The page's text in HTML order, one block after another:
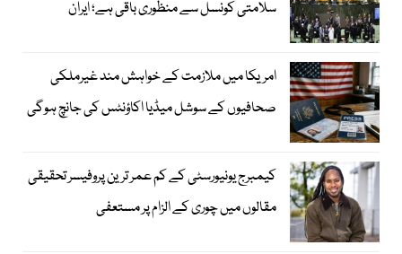
سلامتی کونسل سے منظوری باقی ہے؛ ایران
امریکا میں ملازمت کے خواہش مند غیرملکی
صحافیوں کے سوشل میڈیا اکاؤنٹس کی جانچ ہوگی
کیمبرج یونیورسٹی کے کم عمر ترین پروفیسر تحقیقی
مقالوں میں چوری کے الزام پر مستعفی